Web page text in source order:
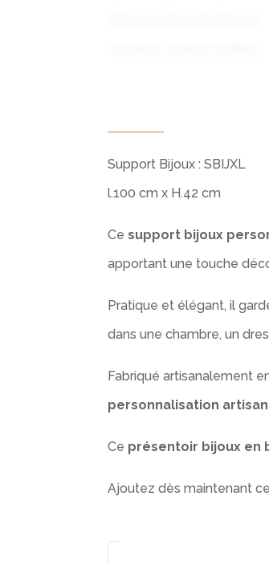
Support Bijoux : SBIJXL
l.100 cm x H.42 cm
Cesupport bijoux
apportant une touche
Pratique et élégant, il
dans une chambre, un
Fabriqué artisanalement
personnalisation
Ce présentoir bijoux en
Ajoutez dès maintenant